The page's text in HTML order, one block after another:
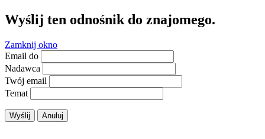
Wyślij ten odnośnik do znajomego.
Zamknij okno
Email do
Nadawca
Twój email
Temat
Wyślij Anuluj